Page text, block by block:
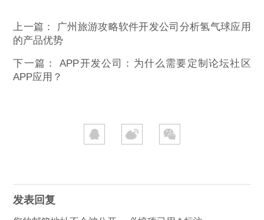
上一篇：
广州旅游攻略软件开发公司分析氢气球应用
的产品优势
下一篇：APP开发公司：为什么需要定制论坛社区
APP应用？
发表回复